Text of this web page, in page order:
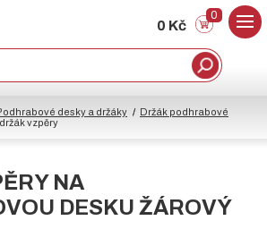
0 Kč
0
desky a držáky
Držák podhrabové
držák vzpěry
NA
DESKU ŽÁROVÝ